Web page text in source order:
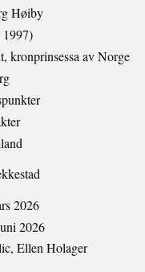
Høiby
kronprinsessa av Norge
2026
2026
Ellen Holager